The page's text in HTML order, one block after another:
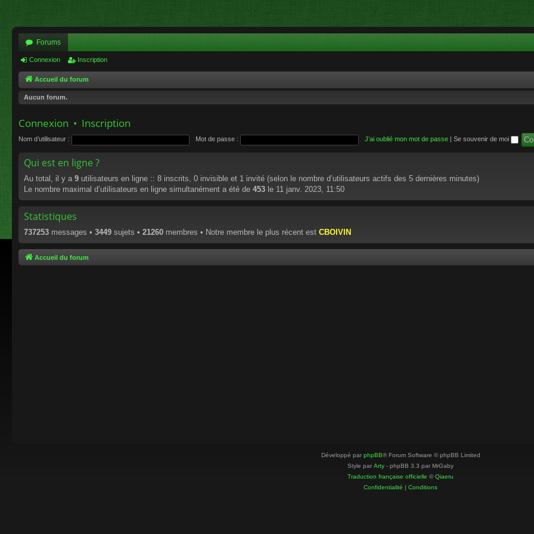
Forums
Connexion Inscription
Accueil du forum
Aucun forum.
Connexion • Inscription
Nom d’utilisateur : Mot de passe : J’ai oublié mon mot de passe Se souvenir de moi
Qui est en ligne ?
Au total, il y a 9 utilisateurs en ligne :: 8 inscrits, 0 invisible et 1 invité (selon le nombre d’utilisateurs actifs des 5 dernières minutes)
Le nombre maximal d’utilisateurs en ligne simultanément a été de 453 le 11 janv. 2023, 11:50
Statistiques
737253 messages • 3449 sujets • 21260 membres • Notre membre le plus récent est CBOIVIN
Accueil du forum
Développé par phpBB® Forum Software © phpBB Limited
Style par Arty - phpBB 3.3 par MrGaby
Traduction française officielle ©Qiaeru
Confidentialité | Conditions